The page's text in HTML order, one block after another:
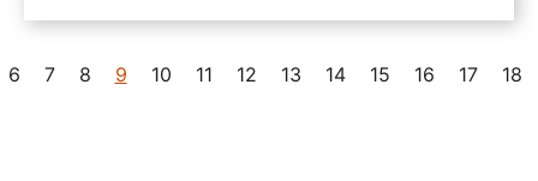
6 7 8 9 10 11 12 13 14 15 16 17 18